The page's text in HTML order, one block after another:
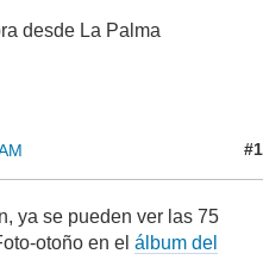
desde La Palma
#1
ya se pueden ver las 75
otoño en el álbum del